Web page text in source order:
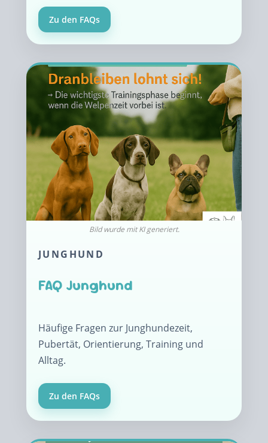
Zu den FAQs
JUNGHUND
FAQ Junghund
Häufige Fragen zur Junghundezeit,
Pubertät, Orientierung, Training und
Alltag.
Zu den FAQs